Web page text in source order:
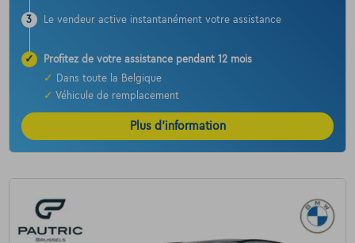
3 Le vendeur active instantanément votre assistance
✓
Profitez de votre assistance pendant 12 mois
✓
Dans toute la Belgique
✓ Véhicule de remplacement
Plus d’information